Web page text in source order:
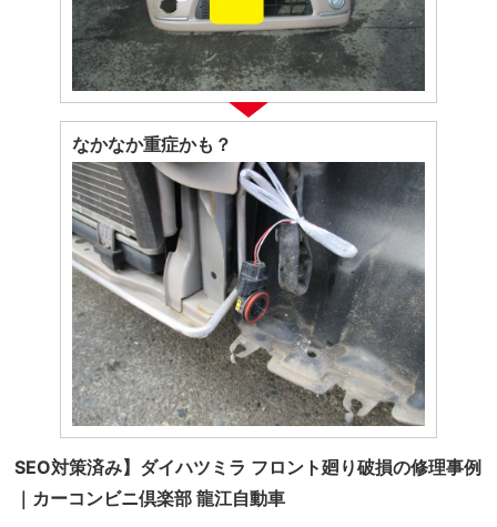
なかなか重症かも？
SEO対策済み】ダイハツミラ フロント廻り破損の修理事例
｜カーコンビニ倶楽部 龍江自動車